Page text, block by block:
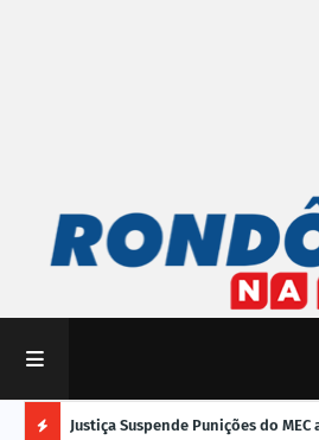
Justiça Suspende Punições do MEC